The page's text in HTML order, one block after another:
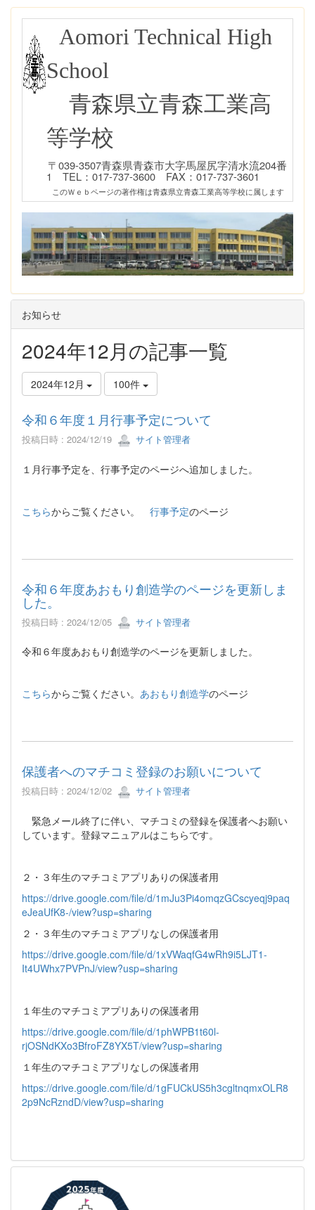
Aomori Technical High
School
青森県立青森工業高
等学校
〒039-3507青森県青森市大字馬屋尻字清水流204番
1 TEL：017-737-3600 FAX：017-737-3601
このＷｅｂページの著作権は青森県立青森工業高等学校に属します
お知らせ
2024年12月の記事一覧
2024年12月 100件
令和６年度１月行事予定について
投稿日時 : 2024/12/19 サイト管理者
１月行事予定を、行事予定のページへ追加しました。
こちらからご覧ください。 行事予定のページ
令和６年度あおもり創造学のページを更新しま
した。
投稿日時 : 2024/12/05 サイト管理者
令和６年度あおもり創造学のページを更新しました。
こちらからご覧ください。 あおもり創造学のページ
保護者へのマチコミ登録のお願いについて
投稿日時 : 2024/12/02 サイト管理者
緊急メール終了に伴い、マチコミの登録を保護者へお願い
しています。登録マニュアルはこちらです。
２・３年生のマチコミアプリありの保護者用
https://drive.google.com/file/d/1mJu3Pi4omqzGCscyeqj9paq
eJeaUfK8-/view?usp=sharing
２・３年生のマチコミアプリなしの保護者用
https://drive.google.com/file/d/1xVWaqfG4wRh9i5LJT1-
It4UWhx7PVPnJ/view?usp=sharing
１年生のマチコミアプリありの保護者用
https://drive.google.com/file/d/1phWPB1t60l-
rjOSNdKXo3BfroFZ8YX5T/view?usp=sharing
１年生のマチコミアプリなしの保護者用
https://drive.google.com/file/d/1gFUCkUS5h3cgltnqmxOLR8
2p9NcRzndD/view?usp=sharing